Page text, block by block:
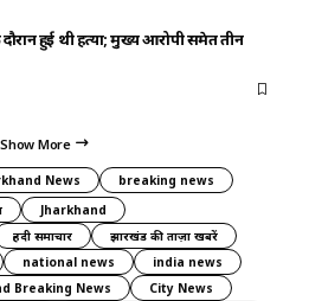
हुई थी हत्या; मुख्य आरोपी समेत तीन
Show More
News
breaking news
Jharkhand
हिंदी समाचार
झारखंड की ताज़ा खबरें
national news
india news
Breaking News
City News